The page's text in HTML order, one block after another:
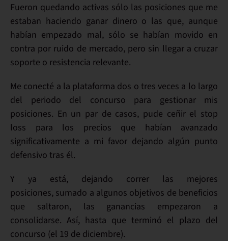
Fueron quedando activas sólo las posiciones que me
estaban haciendo ganar dinero o las que, aunque
habían empezado mal, sólo se habían movido en
contra por ruido de mercado, pero sin llegar a cruzar
soporte o resistencia relevante.
Me conecté a la plataforma dos o tres veces a lo largo
del periodo del concurso para gestionar mis
posiciones. En un par de casos, pude ceñir el stop
loss para los precios que habían avanzado
significativamente a mi favor dejando algún punto
defensivo tras él.
Y ya está, dejando correr las mejores
posiciones, sumado a algunos objetivos de beneficios
que saltaron, las ganancias empezaron a
consolidarse. Así, hasta que terminó el plazo del
concurso (el 19 de diciembre).